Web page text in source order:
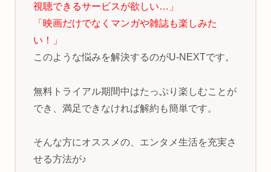
視聴できるサービスが欲しい…」
「映画だけでなくマンガや雑誌も楽しみた
い！」
このような悩みを解決するのがU-NEXTです。
無料トライアル期間中はたっぷり楽しむことが
でき、満足できなければ解約も簡単です。
そんな方にオススメの、エンタメ生活を充実さ
せる方法が♪